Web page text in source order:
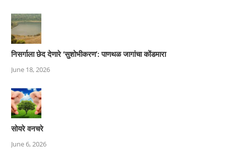
निसर्गाला छेद देणारे ‘सुशोभीकरण’: पाणथळ जागांचा कोंडमारा
June 18, 2026
सोयरे वनचरे
June 6, 2026